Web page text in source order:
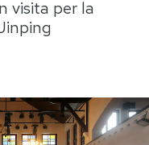
Altrecose
visita per la